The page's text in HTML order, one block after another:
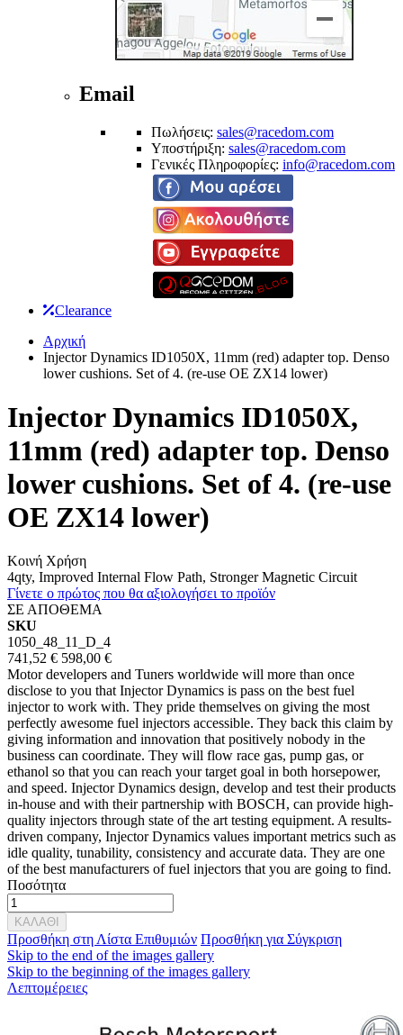
Email
Πωλήσεις: sales@racedom.com
Υποστήριξη: sales@racedom.com
Γενικές Πληροφορίες: info@racedom.com
Clearance
Αρχική
Injector Dynamics ID1050X, 11mm (red) adapter top. Denso
lower cushions. Set of 4. (re-use OE ZX14 lower)
Injector Dynamics ID1050X,
11mm (red) adapter top. Denso
lower cushions. Set of 4. (re-use
OE ZX14 lower)
Κοινή Χρήση
4qty, Improved Internal Flow Path, Stronger Magnetic Circuit
Γίνετε ο πρώτος που θα αξιολογήσει το προϊόν
ΣΕ ΑΠΟΘΕΜΑ
SKU
1050_48_11_D_4
741,52 € 598,00 €
Motor developers and Tuners worldwide will more than once
disclose to you that Injector Dynamics is pass on the best fuel
injector to work with. They pride themselves on giving the most
perfectly awesome fuel injectors accessible. They back this claim by
giving information and innovation that positively nobody in the
business can coordinate. They will flow race gas, pump gas, or
ethanol so that you can reach your target goal in both horsepower,
and speed. Injector Dynamics design, develop and test their products
in-house and with their partnership with BOSCH, can provide high-
quality injectors through state of the art testing equipment. A results-
driven company, Injector Dynamics values important metrics such as
idle quality, tunability, consistency and accurate data. They are one
of the best manufacturers of fuel injectors that you are going to find.
Ποσότητα
ΚΑΛΑΘΙ
Προσθήκη στη Λίστα Επιθυμιών Προσθήκη για Σύγκριση
Skip to the end of the images gallery
Skip to the beginning of the images gallery
Λεπτομέρειες